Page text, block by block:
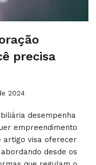
precisa
2024
desempenha
empreendimento
artigo visa oferecer
desde os